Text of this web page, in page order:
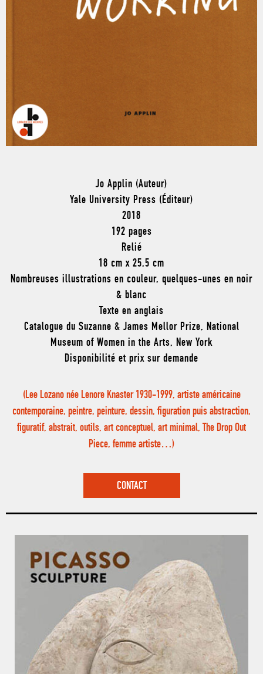
Jo Applin (Auteur)
Yale University Press (Éditeur)
2018
192 pages
Relié
18 cm x 25,5 cm
Nombreuses illustrations en couleur, quelques-unes en noir
& blanc
Texte en anglais
Catalogue du Suzanne & James Mellor Prize, National
Museum of Women in the Arts, New York
Disponibilité et prix sur demande
(Lee Lozano née Lenore Knaster 1930-1999, artiste américaine
contemporaine, peintre, peinture, dessin, figuration puis abstraction,
figuratif, abstrait, outils, art conceptuel, art minimal, The Drop Out
Piece, femme artiste…)
CONTACT